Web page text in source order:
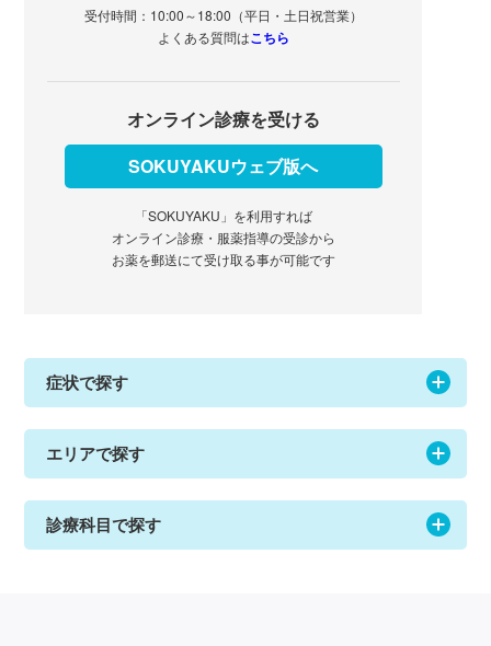
受付時間：10:00～18:00（平日・土日祝営業）
よくある質問はこちら
オンライン診療を受ける
SOKUYAKUウェブ版へ
「SOKUYAKU」を利用すれば
オンライン診療・服薬指導の受診から
お薬を郵送にて受け取る事が可能です
症状で探す
エリアで探す
診療科目で探す